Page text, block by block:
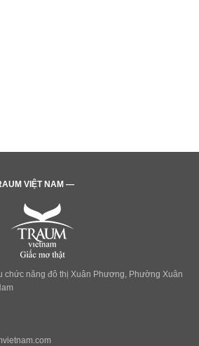
VIỆT NAM —
chức năng đô thị Xuân Phương, Phường Xuân